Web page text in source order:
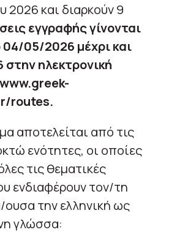
2026 και διαρκούν 9
εγγραφής γίνονται
05/2026 μέχρι και
ηλεκτρονική
routes.
αποτελείται από τις
ενότητες, οι οποίες
τις θεματικές
ενδιαφέρουν τον/τη
την ελληνική ως
γλώσσα: